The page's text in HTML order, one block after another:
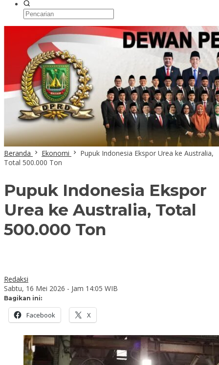
Beranda Ekonomi
Pupuk Indonesia Ekspor Urea ke Australia,
Total 500.000 Ton
Pupuk Indonesia Ekspor
Urea ke Australia, Total
500.000 Ton
Redaksi
Sabtu, 16 Mei 2026 - Jam 14:05 WIB
Bagikan ini:
Facebook X